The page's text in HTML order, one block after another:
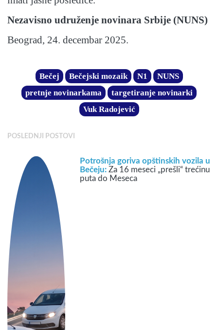
Nezavisno udruženje novinara Srbije (NUNS)
Beograd, 24. decembar 2025.
Bečej Bečejski mozaik N1
NUNS
pretnje novinarkama
targetiranje novinarki
Vuk Radojević
POSLEDNJI POSTOVI
Potrošnja goriva opštinskih vozila u
Bečeju:Za 16 meseci „prešli“ trećinu
puta do Meseca